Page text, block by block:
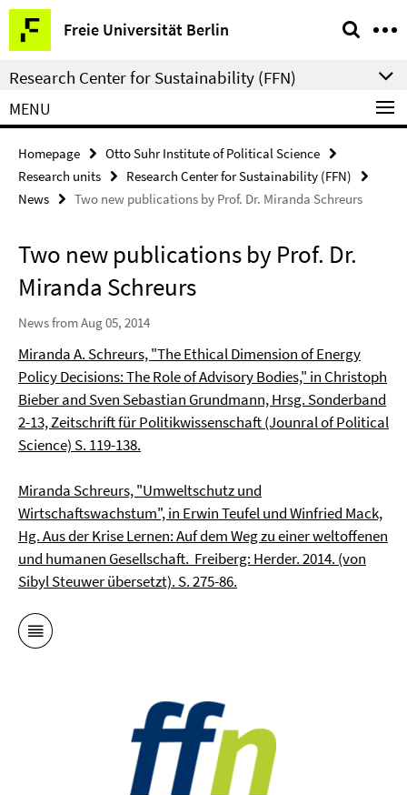
Springe
direkt
zu
Inhalt
Freie Universität Berlin
Service
Navigation
Research Center for Sustainability (FFN)
MENU
Homepage
Otto Suhr Institute of Political Science
Research units
Research Center for Sustainability (FFN)
News
Two new publications by Prof. Dr. Miranda Schreurs
Two new publications by Prof. Dr.
Miranda Schreurs
News from Aug 05, 2014
Miranda A. Schreurs, "The Ethical Dimension of Energy
Policy Decisions: The Role of Advisory Bodies," in Christoph
Bieber and Sven Sebastian Grundmann, Hrsg. Sonderband
2-13, Zeitschrift für Politikwissenschaft (Jounral of Political
Science) S. 119-138.
Miranda Schreurs, "Umweltschutz und
Wirtschaftswachstum", in Erwin Teufel und Winfried Mack,
Hg. Aus der Krise Lernen: Auf dem Weg zu einer weltoffenen
und humanen Gesellschaft. Freiberg: Herder. 2014. (von
Sibyl Steuwer übersetzt). S. 275-86.